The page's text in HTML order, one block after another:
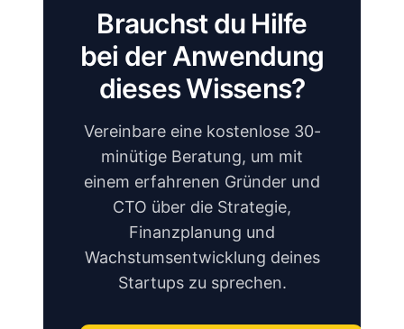
Brauchst du Hilfe
bei der Anwendung
dieses Wissens?
Vereinbare eine kostenlose 30-
minütige Beratung, um mit
einem erfahrenen Gründer und
CTO über die Strategie,
Finanzplanung und
Wachstumsentwicklung deines
Startups zu sprechen.